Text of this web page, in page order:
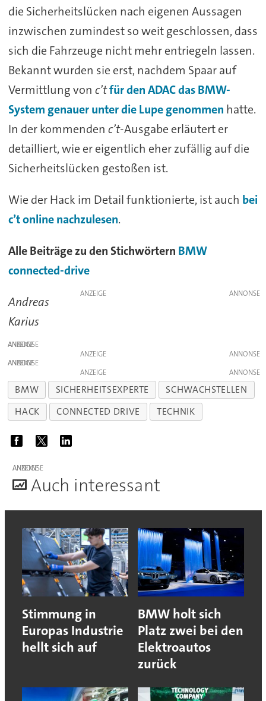
die Sicherheitslücken nach eigenen Aussagen
inzwischen zumindest so weit geschlossen, dass
sich die Fahrzeuge nicht mehr entriegeln lassen.
Bekannt wurden sie erst, nachdem Spaar auf
Vermittlung von c’tfür den ADAC das BMW-
System genauer unter die Lupe genommen hatte.
In der kommenden c’t-Ausgabe erläutert er
detailliert, wie er eigentlich eher zufällig auf die
Sicherheitslücken gestoßen ist.
Wie der Hack im Detail funktionierte, ist auch bei
c’t online nachzulesen.
Alle Beiträge zu den Stichwörtern BMW
connected-drive
ANZEIGE
Andreas
Karius
ANZEIGE
ANZEIGE
ANZEIGE
ANZEIGE
BMW SICHERHEITSEXPERTE
SCHWACHSTELLEN
HACK
CONNECTED DRIVE TECHNIK
ANZEIGE
Auch interessant
Stimmung in
Europas Industrie
hellt sich auf
BMW holt sich
Platz zwei bei den
Elektroautos
zurück